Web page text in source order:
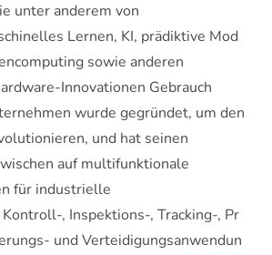
unter anderem von
Lernen, KI, prädiktive Mod
sowie anderen
Innovationen Gebrauch
wurde gegründet, um den
und hat seinen
auf multifunktionale
für industrielle
, Inspektions-, Tracking-, Pr
und Verteidigungsanwendun